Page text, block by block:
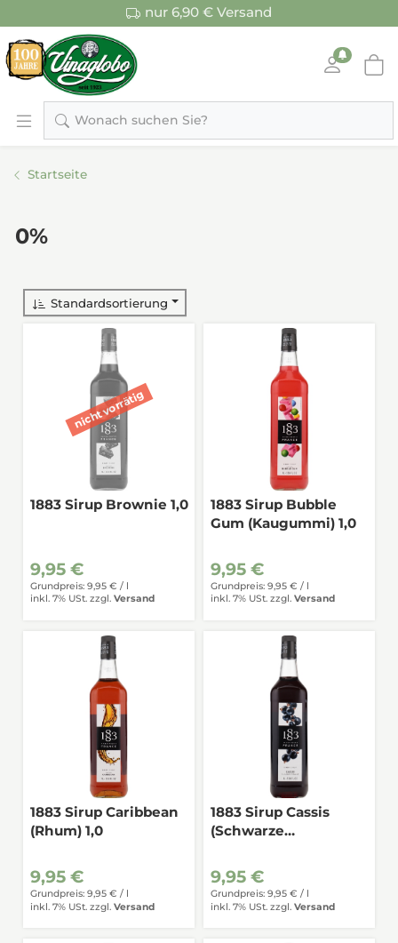
nur 6,90 € Versand
Wonach suchen Sie?
Startseite
0%
Standardsortierung
1883 Sirup Brownie 1,0
9,95 €
Grundpreis: 9,95 € / l
inkl. 7% USt. zzgl. Versand
1883 Sirup Bubble
Gum (Kaugummi) 1,0
9,95 €
Grundpreis: 9,95 € / l
inkl. 7% USt. zzgl. Versand
1883 Sirup Caribbean
(Rhum) 1,0
9,95 €
Grundpreis: 9,95 € /
inkl. 7% USt. zzgl. Versand
1883 Sirup Cassis
(Schwarze
9,95 €
Grundpreis: 9,95 € /
inkl. 7% USt. zzgl. Versand